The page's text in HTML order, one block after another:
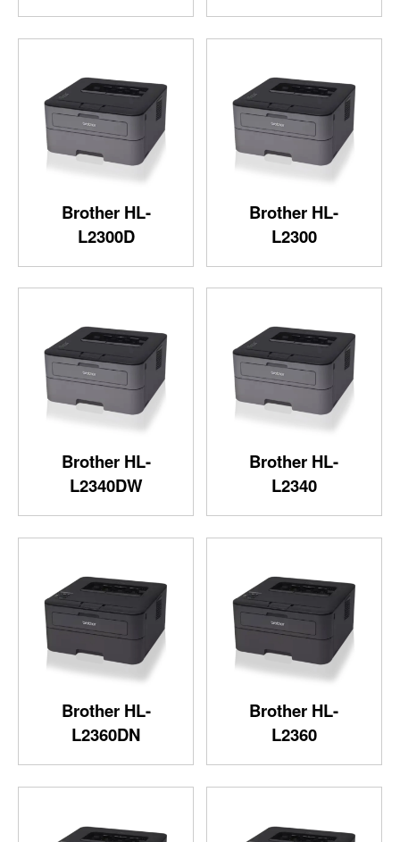
Brother HL-
L2300
Brother HL-
L2300D
Brother HL-
L2340
Brother HL-
L2340DW
Brother HL-
L2360
Brother HL-
L2360DN